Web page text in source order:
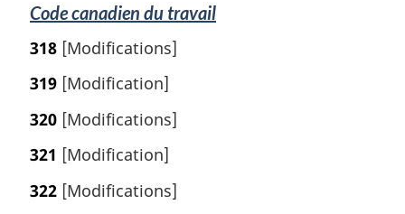
Code canadien du travail
318 [Modifications]
319 [Modification]
320 [Modifications]
321 [Modification]
322 [Modifications]